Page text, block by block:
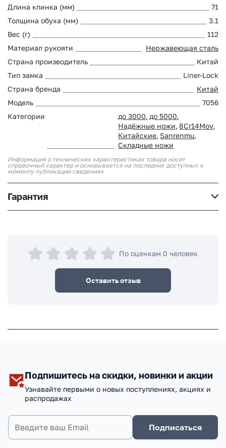
Длина клинка (мм)
71
Толщина обуха (мм)
3.1
Вес (г)
112
Материал рукояти
Нержавеющая сталь
Страна производитель
Китай
Тип замка
Liner-Lock
Страна бренда
Китай
Модель
7056
Категории
до 3000, до 5000,
Надёжные ножи, 8Cr14Mov,
Китайские, Sanrenmu,
Складные ножи
Информация о технических характеристиках товара носит
справочный характер и основывается на последних доступных к
моменту публикации сведениях
Гарантия
По оценкам 0 человек
Оставить отзыв
Подпишитесь на скидки, новинки и акции
Узнавайте первыми о новых поступлениях, акциях и
распродажах
Подписаться